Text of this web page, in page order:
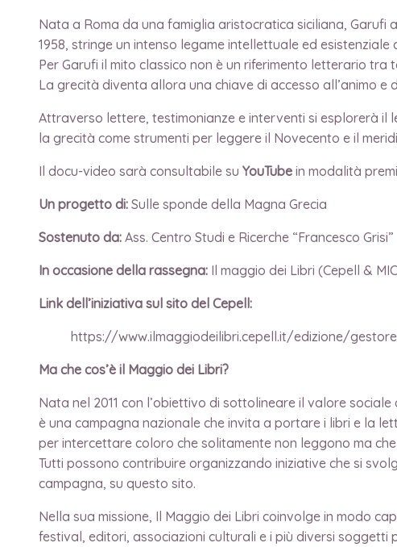
Nata a Roma da una famiglia aristocratica siciliana,
1958, stringe un intenso legame intellettuale ed
Per Garufi il mito classico non è un riferimento letterario tra
La grecità diventa allora una chiave di accesso all’animo
Attraverso lettere, testimonianze e interventi si esplorerà il
la grecità come strumenti per leggere il Novecento e il
Il docu-video sarà consultabile su YouTube in modalità
Un progetto di: Sulle sponde della Magna Grecia
Sostenuto da: Ass. Centro Studi e Ricerche “Francesco Grisi”
In occasione della rassegna: Il maggio dei Libri (Cepell &
Link dell’iniziativa sul sito del Cepell:
https://www.ilmaggiodeilibri.cepell.it/edizione/
Ma che cos’è il Maggio dei Libri?
Nata nel 2011 con l’obiettivo di sottolineare il valore
è una campagna nazionale che invita a portare i libri e la
per intercettare coloro che solitamente non leggono ma
Tutti possono contribuire organizzando iniziative che si
campagna, su questo sito.
Nella sua missione, Il Maggio dei Libri coinvolge in modo
festival, editori, associazioni culturali e i più diversi